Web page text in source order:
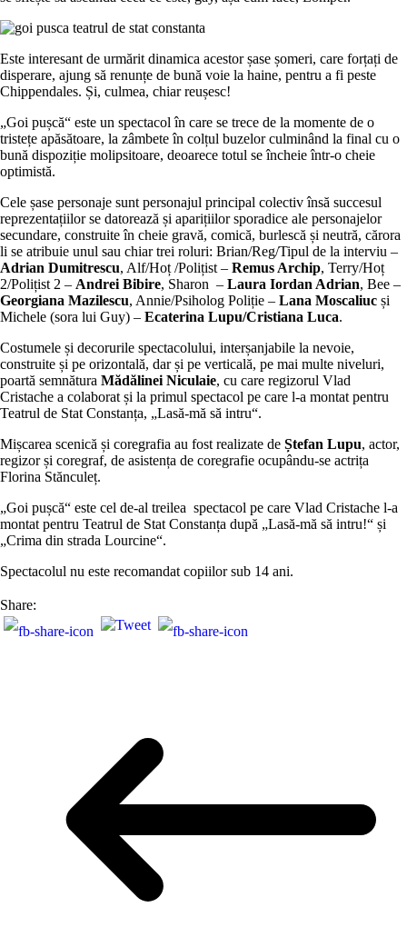
Este interesant de urmărit dinamica acestor șase șomeri, care forțați de
disperare, ajung să renunțe de bună voie la haine, pentru a fi peste
Chippendales. Și, culmea, chiar reușesc!
„Goi pușcă“ este un spectacol în care se trece de la momente de o
tristețe apăsătoare, la zâmbete în colțul buzelor culminând la final cu o
bună dispoziție molipsitoare, deoarece totul se încheie într-o cheie
optimistă.
Cele șase personaje sunt personajul principal colectiv însă succesul
reprezentațiilor se datorează și aparițiilor sporadice ale personajelor
secundare, construite în cheie gravă, comică, burlescă și neutră, cărora
li se atribuie unul sau chiar trei roluri: Brian/Reg/Tipul de la interviu –
Adrian Dumitrescu, Alf/Hoț /Polițist – Remus Archip, Terry/Hoț
2/Polițist 2 – Andrei Bibire, Sharon – Laura Iordan Adrian, Bee –
Georgiana Mazilescu, Annie/Psiholog Poliție – Lana Moscaliuc și
Michele (sora lui Guy) – Ecaterina Lupu/Cristiana Luca.
Costumele și decorurile spectacolului, interșanjabile la nevoie,
construite și pe orizontală, dar și pe verticală, pe mai multe niveluri,
poartă semnătura Mădălinei Niculaie, cu care regizorul Vlad
Cristache a colaborat și la primul spectacol pe care l-a montat pentru
Teatrul de Stat Constanța, „Lasă-mă să intru“.
Mișcarea scenică și coregrafia au fost realizate de Ștefan Lupu, actor,
regizor și coregraf, de asistența de coregrafie ocupându-se actrița
Florina Stănculeț.
„Goi pușcă“ este cel de-al treilea spectacol pe care Vlad Cristache l-a
montat pentru Teatrul de Stat Constanța după „Lasă-mă să intru!“ și
„Crima din strada Lourcine“.
Spectacolul nu este recomandat copiilor sub 14 ani.
Share: